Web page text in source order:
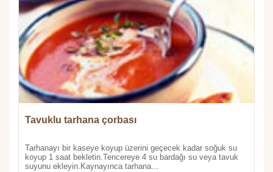
Tavuklu tarhana çorbası
Tarhanayı bir kaseye koyup üzerini geçecek kadar soğuk su
koyup 1 saat bekletin.Tencereye 4 su bardağı su veya tavuk
suyunu ekleyin.Kaynayınca tarhana...